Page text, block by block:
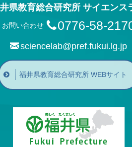
県教育総合研究所 サイエンス
お問い合わせ 0776-58-
sciencelab@pref.fukui.lg.jp
福井県教育総合研究所 WEBサイト